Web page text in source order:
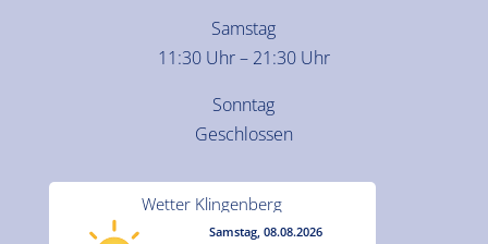
Samstag
11:30 Uhr – 21:30 Uhr
Sonntag
Geschlossen
Wetter Klingenberg
Samstag, 08.08.2026